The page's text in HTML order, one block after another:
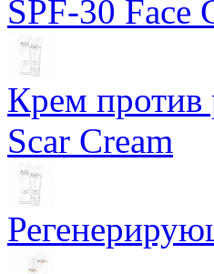
SPF-30 Face
Крем против
Scar Cream